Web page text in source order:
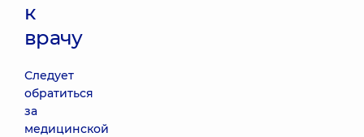
к
врачу
Следует
обратиться
за
медицинской